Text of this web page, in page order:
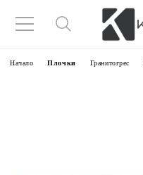
Начало Плочки Гранитогрес